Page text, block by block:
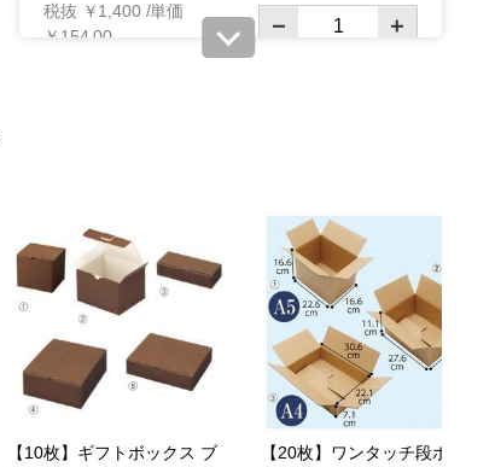
税抜 ￥1,400 /単価
￥154.00
(9). 45×33×21cm(10枚)
税抜 ￥1,400 /単価
￥154.00
￥1,540
在庫あり〇
※日祝除く12時まで
カートに入れる
【10枚】ギフトボックス ブ
【20枚】ワンタッチ段ボール